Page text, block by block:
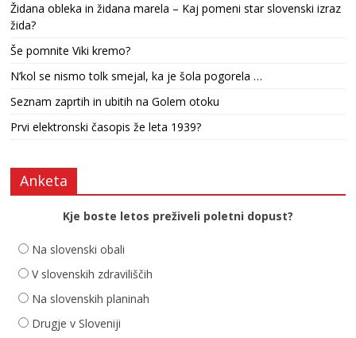
Židana obleka in židana marela – Kaj pomeni star slovenski izraz
žida?
Še pomnite Viki kremo?
N’kol se nismo tolk smejal, ka je šola pogorela …
Seznam zaprtih in ubitih na Golem otoku
Prvi elektronski časopis že leta 1939?
Anketa
Kje boste letos preživeli poletni dopust?
Na slovenski obali
V slovenskih zdraviliščih
Na slovenskih planinah
Drugje v Sloveniji